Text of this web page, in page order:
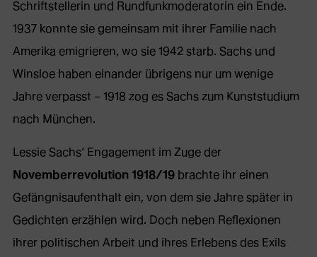
Schriftstellerin und Rundfunkmoderatorin ein Ende.
1937 konnte sie gemeinsam mit ihrer Familie nach
Amerika emigrieren, wo sie 1942 starb. Sachs und
Winsloe haben einander übrigens nur um wenige
Jahre verpasst – 1918 zog es Sachs zum Kunststudium
nach München.
Lessie Sachs‘ Engagement im Zuge der
Novemberrevolution 1918/19 brachte ihr einen
Gefängnisaufenthalt ein, von dem sie Jahre später in
Gedichten erzählen wird. Doch neben Reflexionen
ihrer politischen Arbeit und ihres Erlebens des Exils